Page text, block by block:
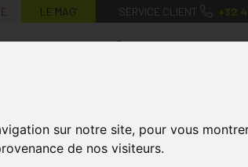
sur notre site, pour vous
de nos visiteurs.
LE MAG’ SERVICE CLIENT +32
Bandagisterie Vétérinaire
Ventes
Privées